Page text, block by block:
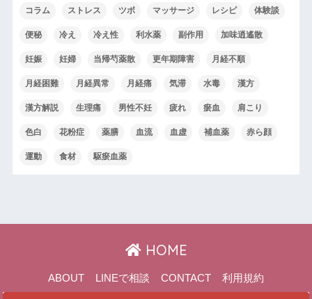
コラム ストレス ツボ マッサージ レシピ 体験談
便秘 冷え 冷え性 利水薬 副作用 加味逍遙散
妊娠 妊婦 当帰芍薬散 更年期障害 月経不順
月経困難 月経異常 月経痛 気滞 水毒 漢方
漢方解説 生理痛 男性不妊 疲れ 瘀血 肩こり
色白 花粉症 薬膳 血流 血虚 補血薬 赤ら顔
運動 食材 駆瘀血薬
HOME
ABOUT LINEで相談 CONTACT 利用規約